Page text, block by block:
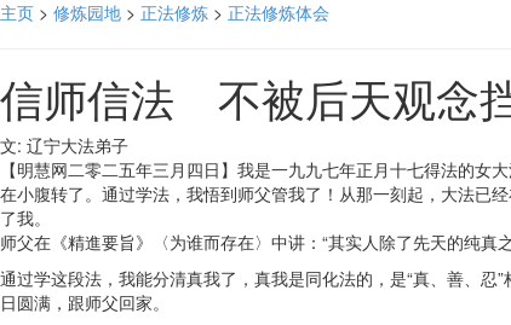
主页 > 修炼园地 > 正法修炼 > 正法修炼体会
信师信法 不被后天观念
文: 辽宁大法弟子
【明慧网二零二五年三月四日】我是一九九七年正月十七得法的
在小腹转了。通过学法，我悟到师父管我了！从那一刻起，大法已
了我。
师父在《精進要旨》〈为谁而存在〉中讲：“其实人除了先天的纯真
通过学这段法，我能分清真我了，真我是同化法的，是“真、善、
日圆满，跟师父回家。